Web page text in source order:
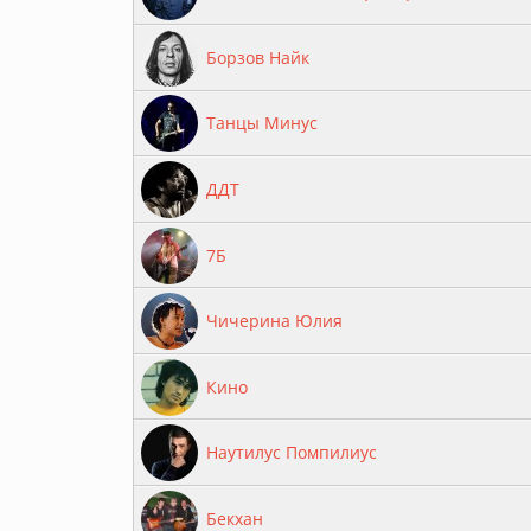
Борзов Найк
Танцы Минус
ДДТ
7Б
Чичерина Юлия
Кино
Наутилус Помпилиус
Бекхан